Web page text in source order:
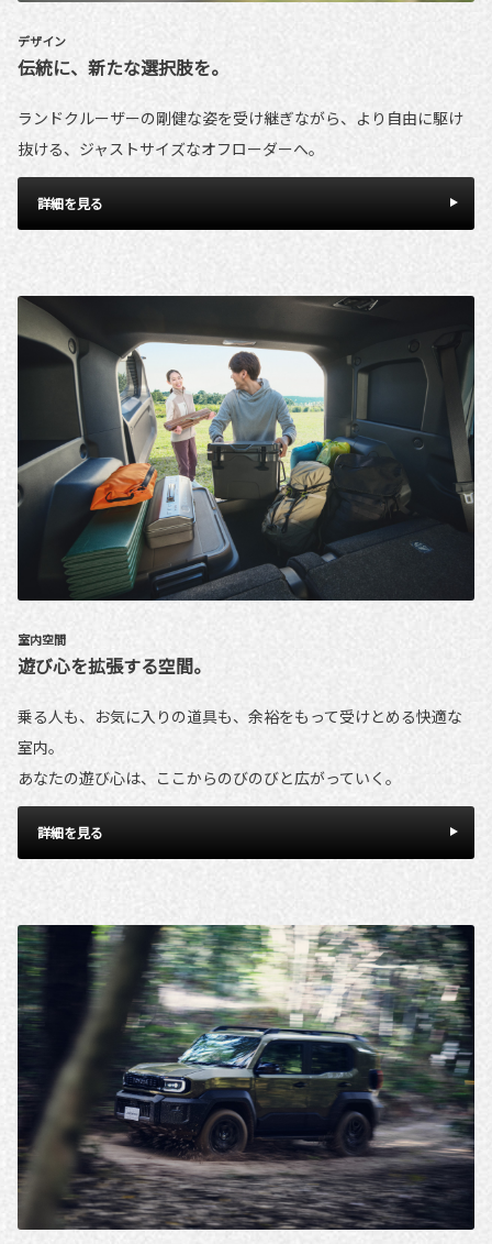
デザイン
伝統に、新たな選択肢を。
ランドクルーザーの剛健な姿を受け継ぎながら、より自由に駆け
抜ける、ジャストサイズなオフローダーへ。
詳細を見る
室内空間
遊び心を拡張する空間。
乗る人も、お気に入りの道具も、余裕をもって受けとめる快適な
室内。
あなたの遊び心は、ここからのびのびと広がっていく。
詳細を見る